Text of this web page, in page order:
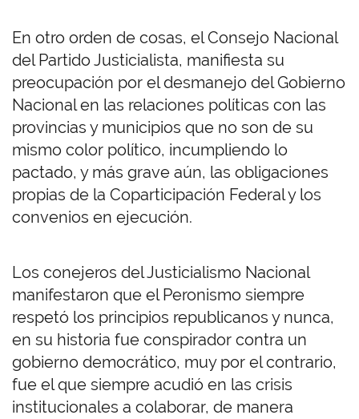
En otro orden de cosas, el Consejo Nacional
del Partido Justicialista, manifiesta su
preocupación por el desmanejo del Gobierno
Nacional en las relaciones políticas con las
provincias y municipios que no son de su
mismo color político, incumpliendo lo
pactado, y más grave aún, las obligaciones
propias de la Coparticipación Federal y los
convenios en ejecución.
Los conejeros del Justicialismo Nacional
manifestaron que el Peronismo siempre
respetó los principios republicanos y nunca,
en su historia fue conspirador contra un
gobierno democrático, muy por el contrario,
fue el que siempre acudió en las crisis
institucionales a colaborar, de manera